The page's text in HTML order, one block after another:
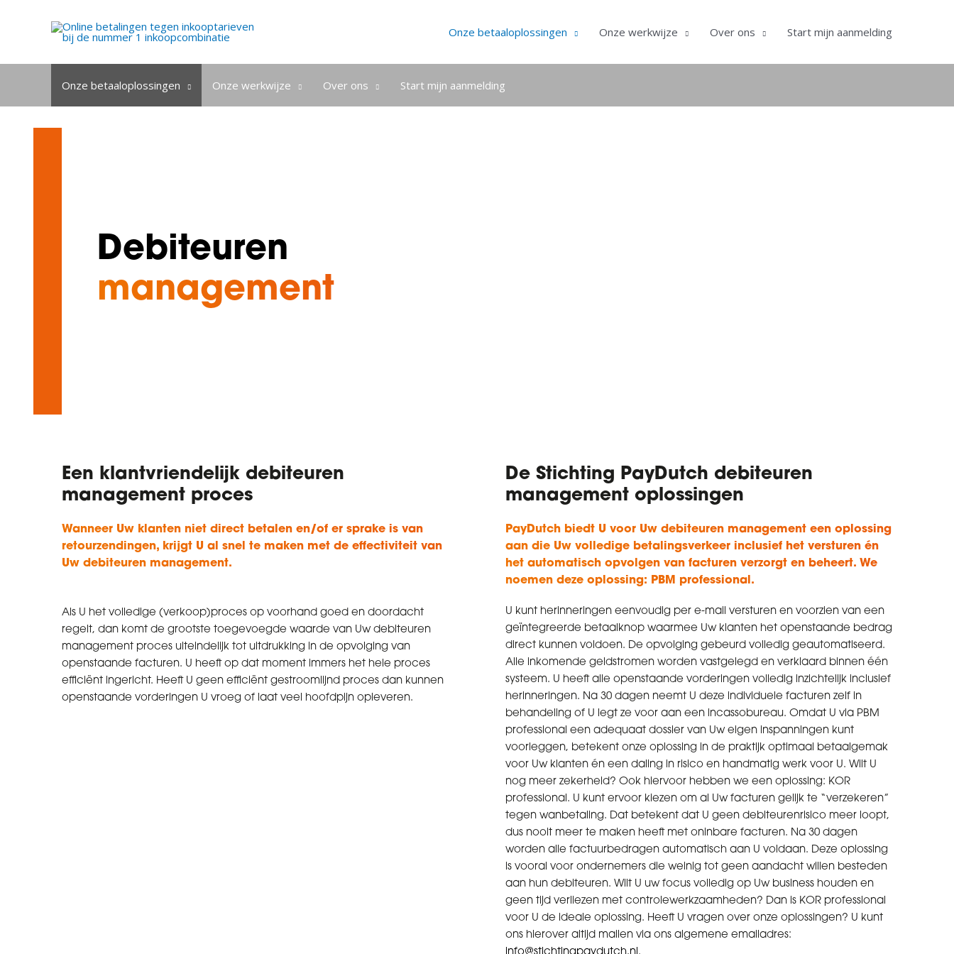
Onze betaaloplossingen Onze werkwijze Over ons Start mijn aanmelding
Onze betaaloplossingen Onze werkwijze Over ons Start mijn aanmelding
Debiteuren
management
Een klantvriendelijk debiteuren
management proces
Wanneer Uw klanten niet direct betalen en/of er sprake is van
retourzendingen, krijgt U al snel te maken met de effectiviteit van
Uw debiteuren management.
Als U het volledige (verkoop)proces op voorhand goed en doordacht
regelt, dan komt de grootste toegevoegde waarde van Uw debiteuren
management proces uiteindelijk tot uitdrukking in de opvolging van
openstaande facturen. U heeft op dat moment immers het hele proces
efficiënt ingericht. Heeft U geen efficiënt gestroomlijnd proces dan kunnen
openstaande vorderingen U vroeg of laat veel hoofdpijn opleveren.
De Stichting PayDutch debiteuren
management oplossingen
PayDutch biedt U voor Uw debiteuren management een oplossing
aan die Uw volledige betalingsverkeer inclusief het versturen én
het automatisch opvolgen van facturen verzorgt en beheert. We
noemen deze oplossing: PBM professional.
U kunt herinneringen eenvoudig per e-mail versturen en voorzien van een
geïntegreerde betaalknop waarmee Uw klanten het openstaande bedrag
direct kunnen voldoen. De opvolging gebeurd volledig geautomatiseerd.
Alle inkomende geldstromen worden vastgelegd en verklaard binnen één
systeem. U heeft alle openstaande vorderingen volledig inzichtelijk inclusief
herinneringen. Na 30 dagen neemt U deze individuele facturen zelf in
behandeling of U legt ze voor aan een incassobureau. Omdat U via PBM
professional een adequaat dossier van Uw eigen inspanningen kunt
voorleggen, betekent onze oplossing in de praktijk optimaal betaalgemak
voor Uw klanten én een daling in risico en handmatig werk voor U. Wilt U
nog meer zekerheid? Ook hiervoor hebben we een oplossing: KOR
professional. U kunt ervoor kiezen om al Uw facturen gelijk te “verzekeren”
tegen wanbetaling. Dat betekent dat U geen debiteurenrisico meer loopt,
dus nooit meer te maken heeft met oninbare facturen. Na 30 dagen
worden alle factuurbedragen automatisch aan U voldaan. Deze oplossing
is vooral voor ondernemers die weinig tot geen aandacht willen besteden
aan hun debiteuren. Wilt U uw focus volledig op Uw business houden en
geen tijd verliezen met controlewerkzaamheden? Dan is KOR professional
voor U de ideale oplossing. Heeft U vragen over onze oplossingen? U kunt
ons hierover altijd mailen via ons algemene emailadres: